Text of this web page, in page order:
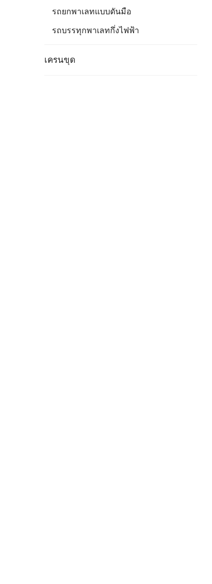
รถยกพาเลทแบบดันมือ
รถบรรทุกพาเลทกึ่งไฟฟ้า
เครนขุด